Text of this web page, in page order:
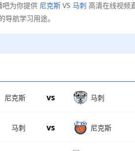
吧为你提供 尼克斯 VS 马刺 高清在线视频
航学习用途。
尼克斯 vs 马刺
马刺 vs 尼克斯